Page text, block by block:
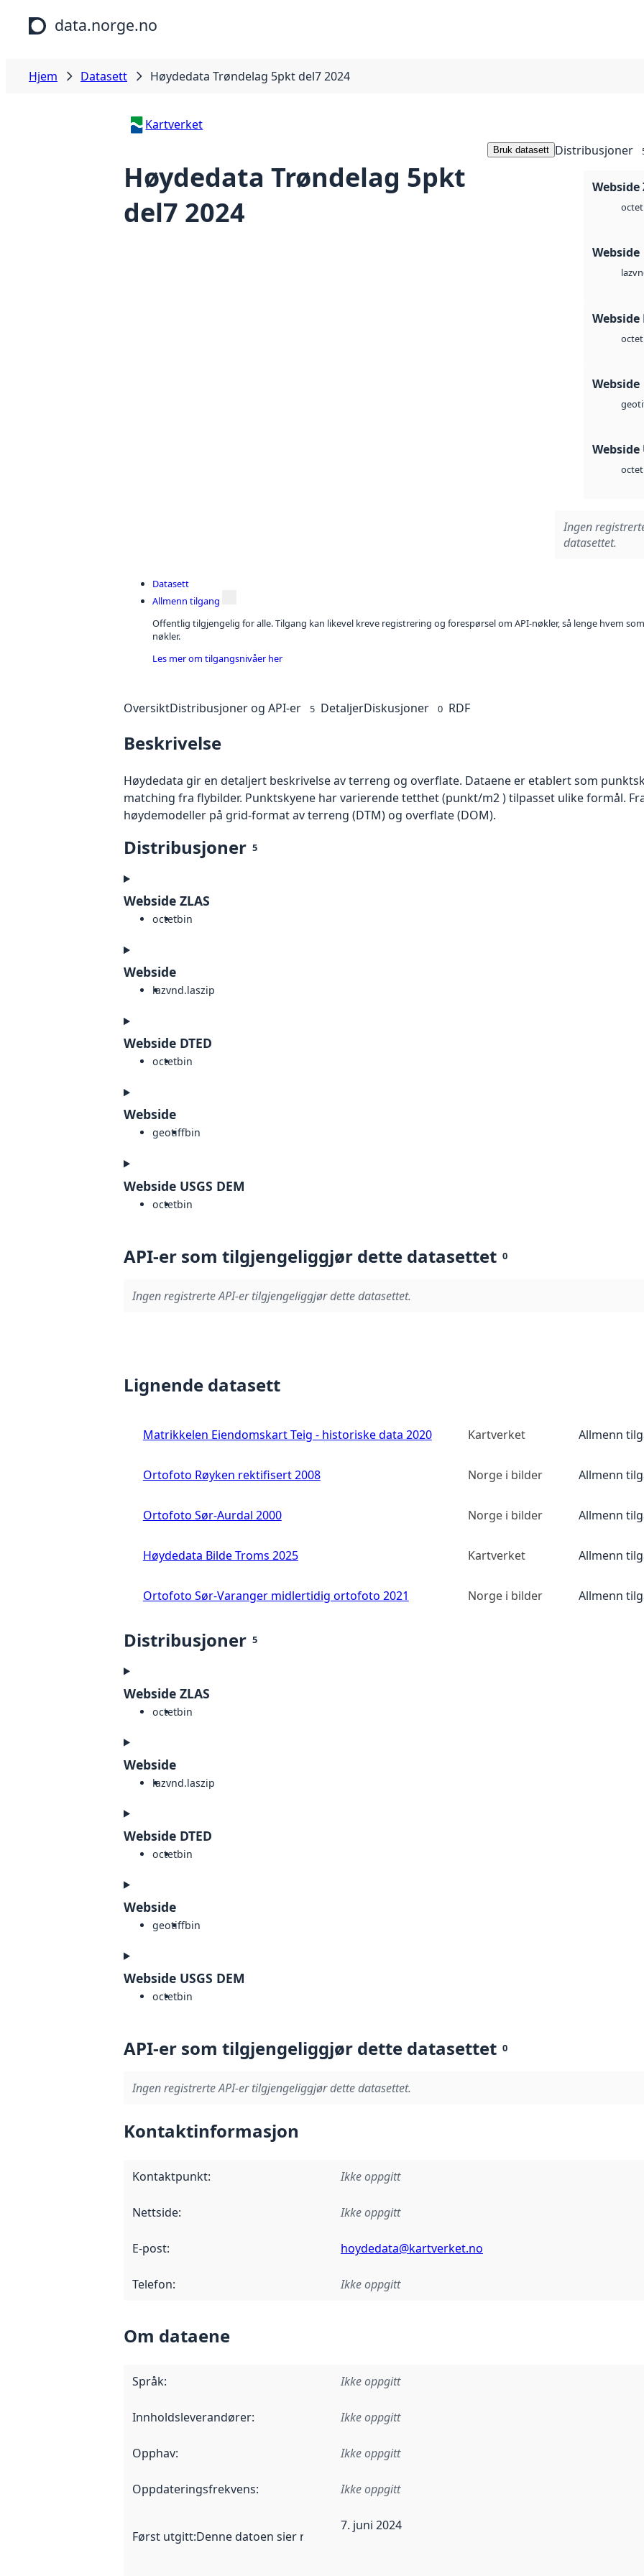
Hopp til hovedinnhold
data.norge.no
Hjem Datasett Høydedata Trøndelag 5pkt del7 2024
Kartverket
Høydedata Trøndelag 5pkt
del7 2024
Bruk datasett Distribusjoner
Webside
octet
Webside
laz
Webside
octet
Webside
Webside
octet
Ingen
datasettet.
Datasett
Allmenn tilgang
Offentlig tilgjengelig for alle. Tilgang kan likevel kreve registrering og forespørsel om API-nøkler, så lenge hvem
nøkler.
Les mer om tilgangsnivåer her
OversiktDistribusjoner og API-er 5 DetaljerDiskusjoner 0 RDF
Beskrivelse
Høydedata gir en detaljert beskrivelse av terreng og overflate. Dataene er etablert som
matching fra flybilder. Punktskyene har varierende tetthet (punkt/m2 ) tilpasset ulike formål.
høydemodeller på grid-format av terreng (DTM) og overflate (DOM).
Distribusjoner 5
Webside ZLAS
octetbin
Webside
lazvnd.laszip
Webside DTED
octetbin
Webside
geotiffbin
Webside USGS DEM
octetbin
API-er som tilgjengeliggjør dette datasettet 0
Ingen registrerte API-er tilgjengeliggjør dette datasettet.
Lignende datasett
Matrikkelen Eiendomskart Teig - historiske data 2020 Kartverket Allmenn
Ortofoto Røyken rektifisert 2008 Norge i bilder Allmenn
Ortofoto Sør-Aurdal 2000 Norge i bilder Allmenn
Høydedata Bilde Troms 2025 Kartverket Allmenn
Ortofoto Sør-Varanger midlertidig ortofoto 2021 Norge i bilder Allmenn
Distribusjoner 5
Webside ZLAS
octetbin
Webside
lazvnd.laszip
Webside DTED
octetbin
Webside
geotiffbin
Webside USGS DEM
octetbin
API-er som tilgjengeliggjør dette datasettet 0
Ingen registrerte API-er tilgjengeliggjør dette datasettet.
Kontaktinformasjon
Kontaktpunkt: Ikke oppgitt
Nettside: Ikke oppgitt
E-post: hoydedata@kartverket.no
Telefon: Ikke oppgitt
Om dataene
Språk: Ikke oppgitt
Innholdsleverandører: Ikke oppgitt
Opphav: Ikke oppgitt
Oppdateringsfrekvens: Ikke oppgitt
Først utgitt:Denne datoen sier når dataene i dette datasettet første gang ble utgitt. Det kan
7. juni 2024